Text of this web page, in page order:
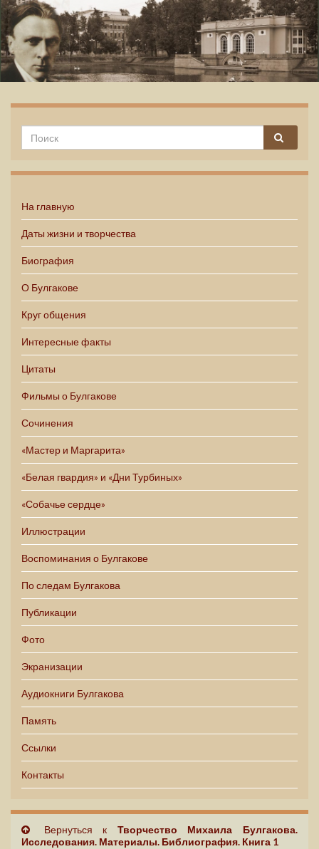
На главную
Даты жизни и творчества
Биография
О Булгакове
Круг общения
Интересные факты
Цитаты
Фильмы о Булгакове
Сочинения
«Мастер и Маргарита»
«Белая гвардия» и «Дни Турбиных»
«Собачье сердце»
Иллюстрации
Воспоминания о Булгакове
По следам Булгакова
Публикации
Фото
Экранизации
Аудиокниги Булгакова
Память
Ссылки
Контакты
Вернуться к Творчество Михаила Булгакова.
Исследования. Материалы. Библиография. Книга 1